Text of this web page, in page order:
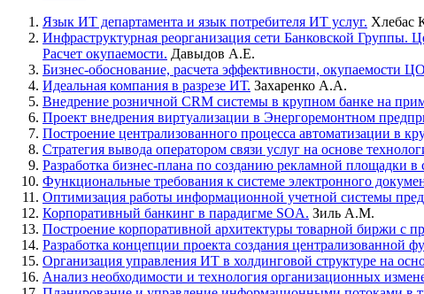
Язык ИТ департамента и язык потребителя ИТ услуг. Хлебас
Инфраструктурная реорганизация сети Банковской
Расчет окупаемости. Давыдов А.Е.
Бизнес-обоснование, расчета эффективности, окупаемости
Идеальная компания в разрезе ИТ. Захаренко А.А.
Внедрение розничной CRM системы в крупном банке на
Проект внедрения виртуализации в Энергоремонтном
Построение централизованного процесса автоматизации в
Стратегия вывода оператором связи услуг на основе
Разработка бизнес-плана по созданию рекламной площадки
Функциональные требования к системе электронного
Оптимизация работы информационной учетной системы
Корпоративный банкинг в парадигме SOA. Зиль А.М.
Построение корпоративной архитектуры товарной биржи с
Разработка концепции проекта создания
Организация управления ИТ в холдинговой структуре на
Анализ необходимости и технология организационных